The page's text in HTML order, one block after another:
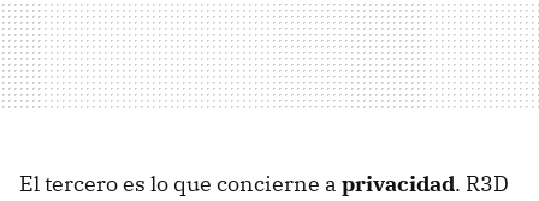
El tercero es lo que concierne a privacidad. R3D